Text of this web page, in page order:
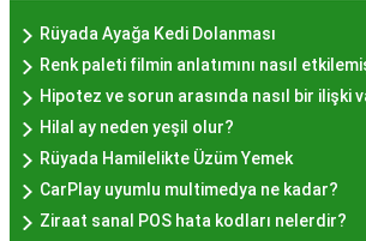
cezbetmesi ve geleneksel
hazırlanması yatmaktadır.
Hayır Lokması
Nerede Bulunur?
İstanbul genelinde birçok yerel
Rüyada Ayağa Kedi Dolanması
Renk paleti filmin anlatımını nasıl
Hipotez ve sorun arasında nasıl bir ilişki
Hilal ay neden yeşil olur?
Rüyada Hamilelikte Üzüm Yemek
CarPlay uyumlu multimedya ne kadar?
Ziraat sanal POS hata kodları nelerdir?